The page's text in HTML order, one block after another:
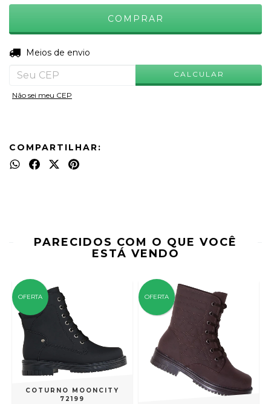
Entregas para o CEP:
Meios de envio
CALCULAR
Não sei meu CEP
COMPARTILHAR:
PARECIDOS COM O QUE VOCÊ
ESTÁ VENDO
OFERTA
COTURNO MOONCITY
72199
OFERTA